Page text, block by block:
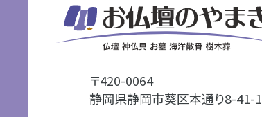
〒420-0064
静岡県静岡市葵区本通り8-41-1